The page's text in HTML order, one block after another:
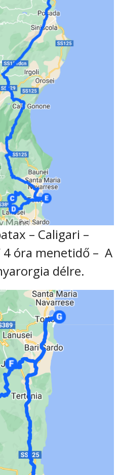
– Caligari –
óra menetidő – A
délre.